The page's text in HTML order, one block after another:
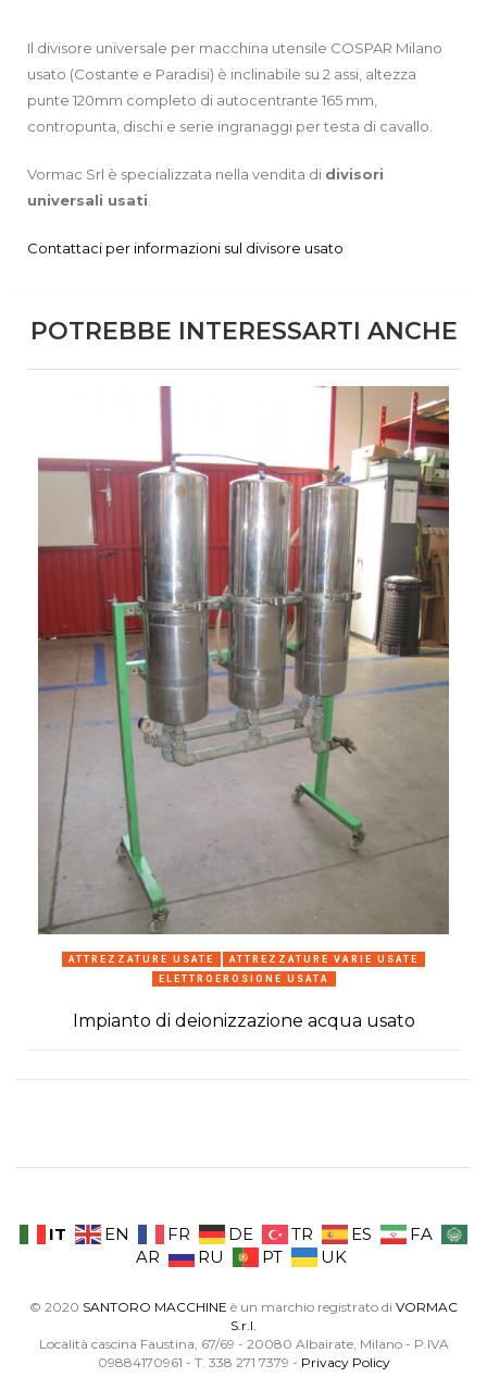
Il divisore universale per macchina utensile COSPAR Milano
usato (Costante e Paradisi) è inclinabile su 2 assi, altezza
punte 120mm completo di autocentrante 165 mm,
contropunta, dischi e serie ingranaggi per testa di cavallo.
Vormac Srl è specializzata nella vendita di divisori
universali usati
Contattaci per informazioni sul divisore usato
POTREBBE INTERESSARTI ANCHE
ATTREZZATURE USATE
ATTREZZATURE VARIE USATE
ELETTROEROSIONE USATA
Impianto di deionizzazione acqua usato
IT EN FR DE TR ES
FA
AR
RU PT UK
© 2020 SANTORO MACCHINE è un marchio registrato di VORMAC
S.r.l.
Località cascina Faustina, 67/69 - 20080 Albairate, Milano - P.IVA
09884170961 - T. 338 271 7379 - Privacy Policy